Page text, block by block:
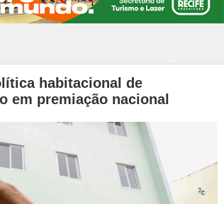
habitacional de
em premiação nacional